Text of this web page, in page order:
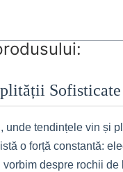
Sofisticate
unde tendințele vin și
o forță constantă:
despre rochii de